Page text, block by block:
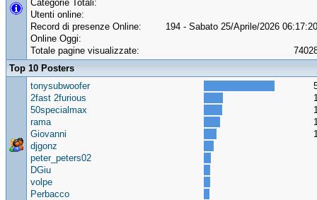
Categorie Totali:
Utenti online:
Record di presenze Online:
194 - Sabato 25/Aprile/2026
Online Oggi:
Totale pagine visualizzate:
Top 10 Posters
tonysubwoofer
2fast 2furious
50specialmax
rama
Giovanni
djgonz
peter_peters02
DGiu
volpe
Perbacco